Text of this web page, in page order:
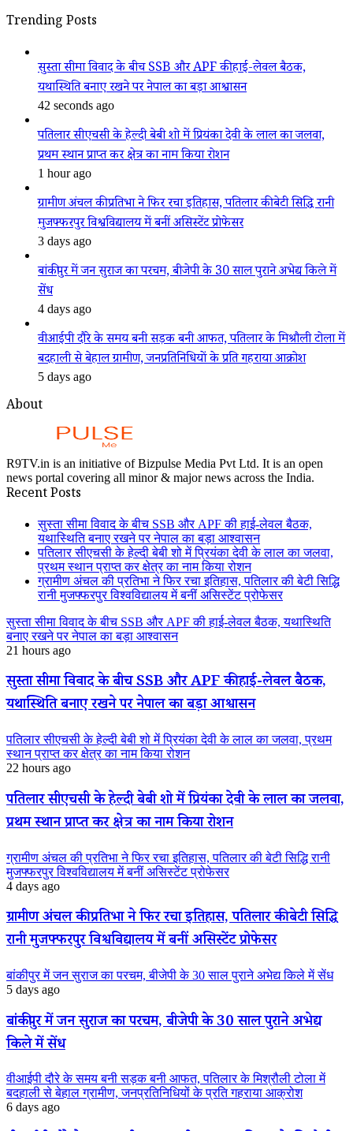
Trending Posts
सुस्ता सीमा विवाद के बीच SSB और APF की हाई-लेवल बैठक,
यथास्थिति बनाए रखने पर नेपाल का बड़ा आश्वासन
42 seconds ago
पतिलार सीएचसी के हेल्दी बेबी शो में प्रियंका देवी के लाल का जलवा,
प्रथम स्थान प्राप्त कर क्षेत्र का नाम किया रोशन
1 hour ago
ग्रामीण अंचल की प्रतिभा ने फिर रचा इतिहास, पतिलार की बेटी सिद्धि रानी
मुजफ्फरपुर विश्वविद्यालय में बनीं असिस्टेंट प्रोफेसर
3 days ago
बांकीपुर में जन सुराज का परचम, बीजेपी के 30 साल पुराने अभेद्य किले में
सेंध
4 days ago
वीआईपी दौरे के समय बनी सड़क बनी आफत, पतिलार के मिश्रौली टोला में
बदहाली से बेहाल ग्रामीण, जनप्रतिनिधियों के प्रति गहराया आक्रोश
5 days ago
About
R9TV.in is an initiative of Bizpulse Media Pvt Ltd. It is an open
news portal covering all minor & major news across the India.
Recent Posts
सुस्ता सीमा विवाद के बीच SSB और APF की हाई-लेवल बैठक,
यथास्थिति बनाए रखने पर नेपाल का बड़ा आश्वासन
पतिलार सीएचसी के हेल्दी बेबी शो में प्रियंका देवी के लाल का जलवा,
प्रथम स्थान प्राप्त कर क्षेत्र का नाम किया रोशन
ग्रामीण अंचल की प्रतिभा ने फिर रचा इतिहास, पतिलार की बेटी सिद्धि
रानी मुजफ्फरपुर विश्वविद्यालय में बनीं असिस्टेंट प्रोफेसर
सुस्ता सीमा विवाद के बीच SSB और APF की हाई-लेवल बैठक, यथास्थिति
बनाए रखने पर नेपाल का बड़ा आश्वासन
21 hours ago
सुस्ता सीमा विवाद के बीच SSB और APF की हाई-लेवल बैठक,
यथास्थिति बनाए रखने पर नेपाल का बड़ा आश्वासन
पतिलार सीएचसी के हेल्दी बेबी शो में प्रियंका देवी के लाल का जलवा, प्रथम
स्थान प्राप्त कर क्षेत्र का नाम किया रोशन
22 hours ago
पतिलार सीएचसी के हेल्दी बेबी शो में प्रियंका देवी के लाल का जलवा,
प्रथम स्थान प्राप्त कर क्षेत्र का नाम किया रोशन
ग्रामीण अंचल की प्रतिभा ने फिर रचा इतिहास, पतिलार की बेटी सिद्धि रानी
मुजफ्फरपुर विश्वविद्यालय में बनीं असिस्टेंट प्रोफेसर
4 days ago
ग्रामीण अंचल की प्रतिभा ने फिर रचा इतिहास, पतिलार की बेटी सिद्धि
रानी मुजफ्फरपुर विश्वविद्यालय में बनीं असिस्टेंट प्रोफेसर
बांकीपुर में जन सुराज का परचम, बीजेपी के 30 साल पुराने अभेद्य किले में सेंध
5 days ago
बांकीपुर में जन सुराज का परचम, बीजेपी के 30 साल पुराने अभेद्य
किले में सेंध
वीआईपी दौरे के समय बनी सड़क बनी आफत, पतिलार के मिश्रौली टोला में
बदहाली से बेहाल ग्रामीण, जनप्रतिनिधियों के प्रति गहराया आक्रोश
6 days ago